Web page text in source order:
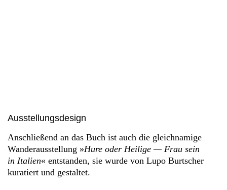
Ausstellungsdesign
Anschließend an das Buch ist auch die gleichnamige
Wanderausstellung »Hure oder Heilige — Frau sein
in Italien« entstanden, sie wurde von Lupo Burtscher
kuratiert und gestaltet.